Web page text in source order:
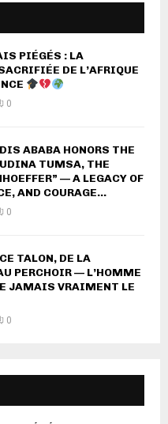
PIÉGÉS : LA
DE L’AFRIQUE
0
ABABA HONORS THE
TUMSA, THE
— A LEGACY OF
AND COURAGE...
0
TALON, DE LA
PERCHOIR — L’HOMME
JAMAIS VRAIMENT LE
0